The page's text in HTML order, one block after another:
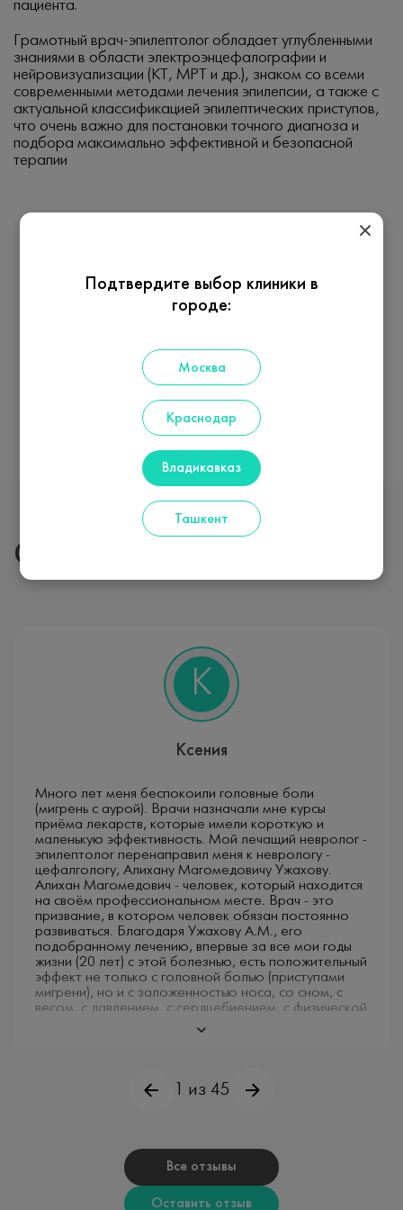
пациента.
Грамотный врач-эпилептолог обладает углубленными
знаниями в области электроэнцефалографии и
нейровизуализации (КТ, МРТ и др.), знаком со всеми
современными методами лечения эпилепсии, а также с
актуальной классификацией эпилептических приступов,
что очень важно для постановки точного диагноза и
подбора максимально эффективной и безопасной
терапии
Отзывы наших пациентов
К
Ксения
Много лет меня беспокоили головные боли
(мигрень с аурой). Врачи назначали мне курсы
приёма лекарств, которые имели короткую и
маленькую эффективность. Мой лечащий невролог -
эпилептолог перенаправил меня к неврологу -
цефалгологу, Алихану Магомедовичу Ужахову.
Алихан Магомедович - человек, который находится
на своём профессиональном месте. Врач - это
призвание, в котором человек обязан постоянно
развиваться. Благодаря Ужахову А.М., его
подобранному лечению,​ впервые за все мои годы
жизни (20 лет) с этой болезнью, есть положительный
эффект не только с головной болью (приступами
мигрени), но и с заложенностью носа, со сном, с
весом, с давлением, с сердцебиением, с физической
неврологией. Да, Алихан Магомедович молодой
специалист, что нередко напрягает пациентов,
специалисты, который постоянно развивается,
учится в своей профессиональной сфере. Мой
приём длился дольше часа, Алихан Магомедович
объяснил всё на доступном языке для меня,
человека, не имеющего медицинского
1 из 45
Все отзывы
Оставить отзыв
Подтвердите выбор клиники в
городе:
Москва
Краснодар
Владикавказ
Ташкент